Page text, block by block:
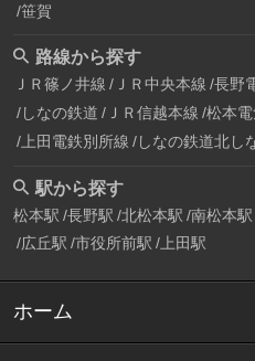
笹賀
路線から探す
ＪＲ篠ノ井線 ＪＲ中央本線 長野
しなの鉄道 ＪＲ信越本線 松本
上田電鉄別所線 しなの鉄道北し
駅から探す
松本駅 長野駅 北松本駅 南松本駅
広丘駅 市役所前駅 上田駅
ホーム